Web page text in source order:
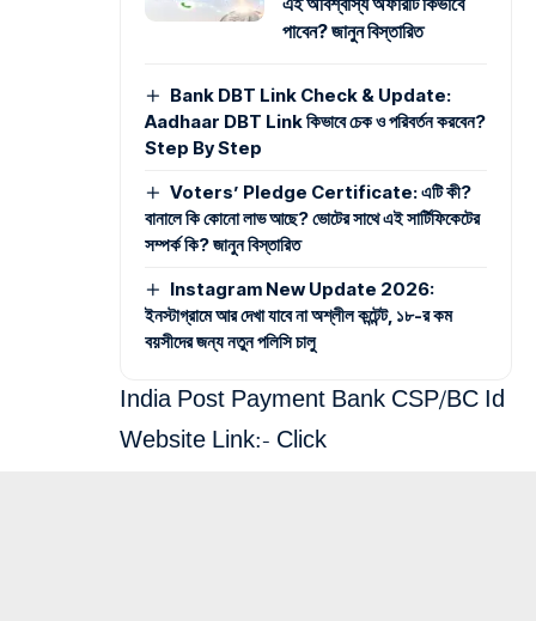
পাবেন? জানুন বিস্তারিত
Bank DBT Link Check & Update:
Aadhaar DBT Link কিভাবে চেক ও পরিবর্তন করবেন?
Step By Step
Voters’ Pledge Certificate: এটি কী?
বানালে কি কোনো লাভ আছে? ভোটের সাথে এই সার্টিফিকেটের
সম্পর্ক কি? জানুন বিস্তারিত
Instagram New Update 2026:
ইনস্টাগ্রামে আর দেখা যাবে না অশ্লীল কন্টেন্ট, ১৮-র কম
বয়সীদের জন্য নতুন পলিসি চালু
India Post Payment Bank CSP/BC Id
Website Link:- Click